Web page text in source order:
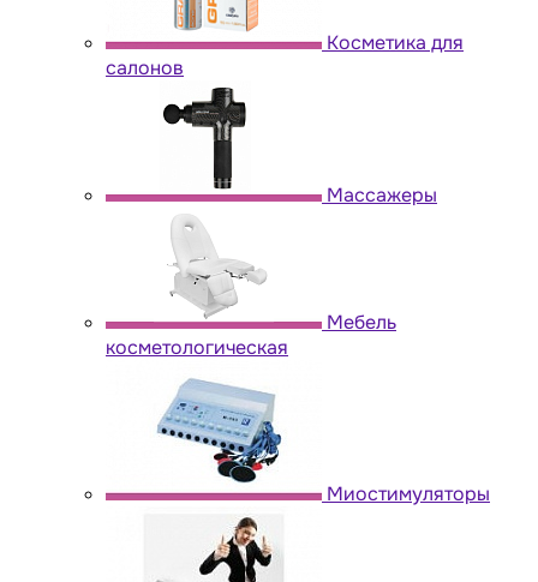
Косметика для
салонов
Массажеры
Мебель
косметологическая
Миостимуляторы